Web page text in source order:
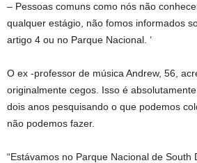
– Pessoas comuns como nós não
qualquer estágio, não fomos informados
artigo 4 ou no Parque Nacional. ‘
O ex -professor de música Andrew, 56,
originalmente cegos. Isso é
dois anos pesquisando o que podemos
não podemos fazer.
“Estávamos no Parque Nacional de South